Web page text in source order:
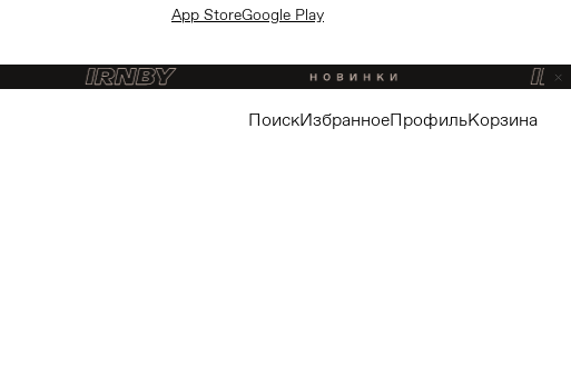
App StoreGoogle Play
поиск избранное профиль корзина